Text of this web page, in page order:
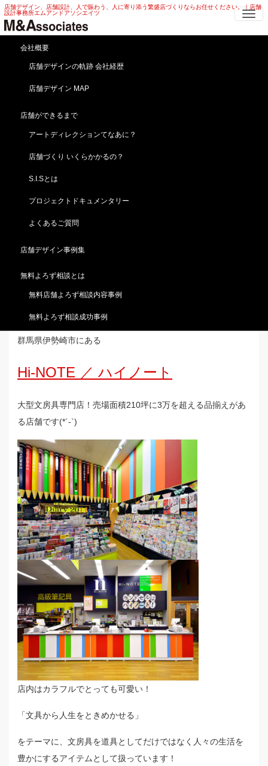
店舗デザイン、店舗設計、人で賑わう、人に寄り添う繁盛店づくりならお任せください。｜店舗
設計事務所エムアンドアソシエイツ
会社概要
店舗デザインの軌跡 会社経歴
店舗デザイン MAP
店舗ができるまで
アートディレクションてなあに？
店舗づくり いくらかかるの？
S.I.Sとは
プロジェクトドキュメンタリー
よくあるご質問
店舗デザイン事例集
無料よろず相談とは
無料店舗よろず相談内容事例
無料よろず相談成功事例
「文具から人生をときめか
せる」大型文房具店！
HOME ブログ
ブログ
「文具から人生をときめかせる」大型文房具店！
群馬県伊勢崎市にある
Hi-NOTE ／ ハイノート
大型文房具専門店！売場面積210坪に3万を超える品揃えがあ
る店舗です(*´-`)
店内はカラフルでとっても可愛い！
「文具から人生をときめかせる」
をテーマに、文房具を道具としてだけではなく人々の生活を
豊かにするアイテムとして扱っています！